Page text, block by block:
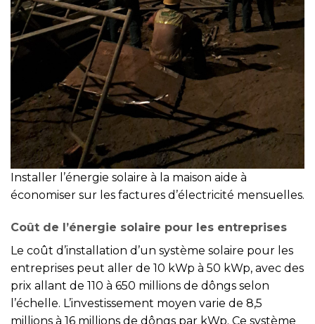
Installer l’énergie solaire à la maison aide à
économiser sur les factures d’électricité mensuelles.
Coût de l’énergie solaire pour les entreprises
Le coût d’installation d’un système solaire pour les
entreprises peut aller de 10 kWp à 50 kWp, avec des
prix allant de 110 à 650 millions de dôngs selon
l’échelle. L’investissement moyen varie de 8,5
millions à 16 millions de dôngs par kWp. Ce système